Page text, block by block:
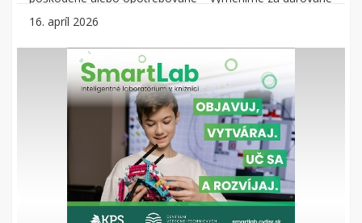
v dobrom stave. • Knihy pre nás nevhodné – posúvame
na knižnú burzu knižnice, kde sa predajú za symbolickú
cenu. Výťažok z predaja použijeme na nákup nových kníh
do knižnice. • Z kapacitných dôvodov nie je v našich silách
spracovávať všetky darované knihy, preto ich vyberáme
podľa dopytu čitateľov. • V našej knižnici...
16. apríl 2026